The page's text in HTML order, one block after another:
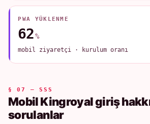
PWA YÜKLENME
62%
mobil ziyaretçi · kurulum oranı
§ 07 — SSS
Mobil Kingroyal giriş
sorulanlar